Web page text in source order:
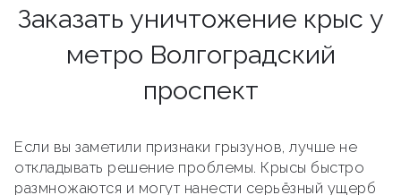
Заказать уничтожение крыс у
метро Волгоградский
проспект
Если вы заметили признаки грызунов, лучше не
откладывать решение проблемы. Крысы быстро
размножаются и могут нанести серьёзный ущерб